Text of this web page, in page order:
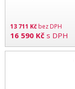
13 711 Kčbez DPH
16 590 Kč s DPH